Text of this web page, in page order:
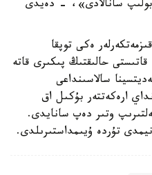
سانالادى»، - دەيدى
ەكى توپقا
حالىقتىڭ پىكىرى قاتە
سالاسىنداعى
ارەكەتتەر بۇكىل اق
وتىر دەپ سانايدى.
تۇردە ۇيىمداستىرىلدى.